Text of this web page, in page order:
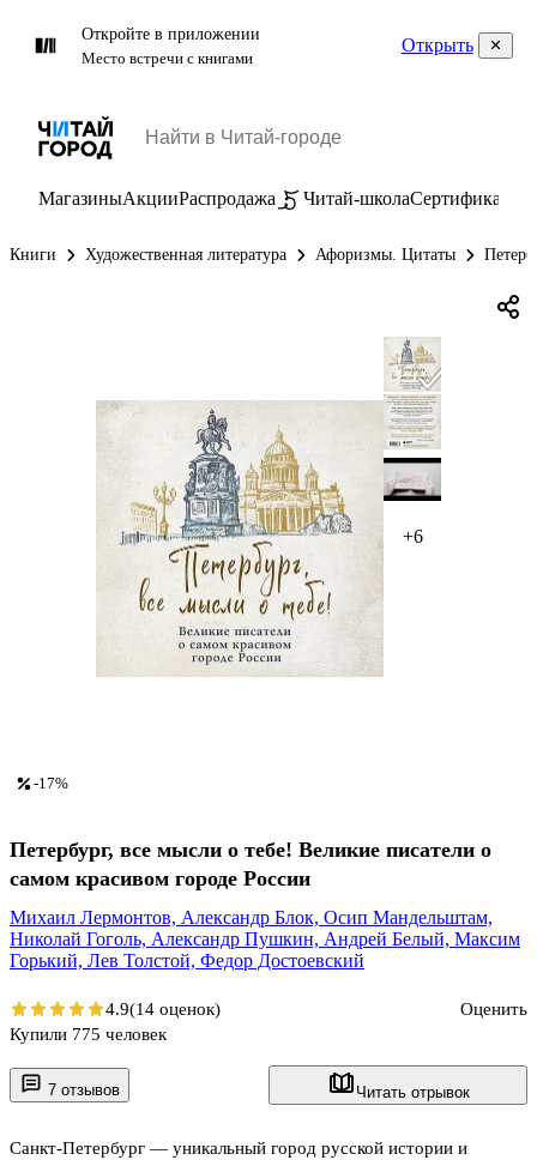
Откройте в приложении
Место встречи с книгами
Открыть
МагазиныАкцииРаспродажа Читай-школаСертификаты
Книги Художественная литература Афоризмы. Цитаты
+6
7 отзывов Читать отрывок
Санкт-Петербург — уникальный город русской истории и
-17%
Петербург, все мысли о тебе! Великие писатели о
самом красивом городе России
Михаил Лермонтов, Александр Блок, Осип Мандельштам,
Николай Гоголь, Александр Пушкин, Андрей Белый, Максим
Горький, Лев Толстой, Федор Достоевский
4.9(14 оценок)
Оценить
Купили 775 человек